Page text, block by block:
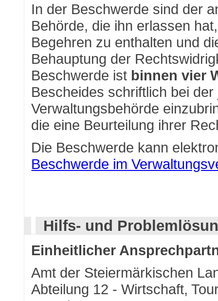
In der Beschwerde sind der
Behörde, die ihn erlassen
Begehren zu enthalten und
Behauptung der
Beschwerde ist binnen vier
Bescheides schriftlich bei
Verwaltungsbehörde
die eine Beurteilung ihrer
Die Beschwerde kann
Beschwerde im
Hilfs- und
Einheitlicher
Amt der Steiermärkischen
Abteilung 12 - Wirtschaft,